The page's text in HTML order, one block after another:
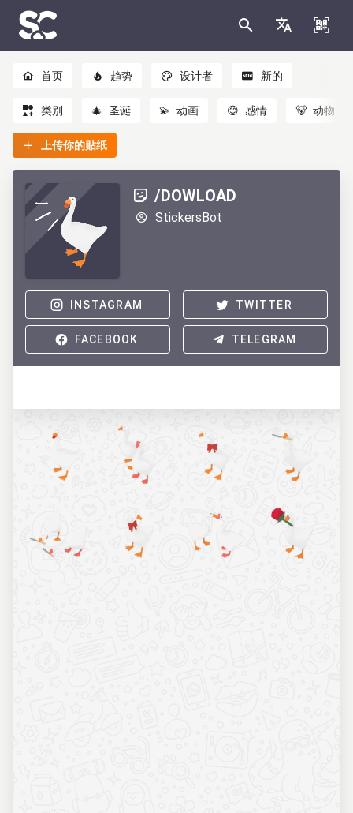
首页 趋势 设计者 新的
类别 🎄 圣诞 💫 动画 😊 感情 🐻 动物
上传你的贴纸
/DOWLOAD
StickersBot
INSTAGRAM TWITTER
FACEBOOK TELEGRAM